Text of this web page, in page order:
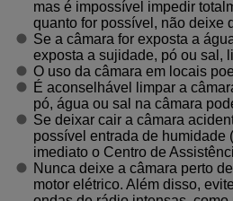
mas é impossível impedir
quanto for possível, não deixe
Se a câmara for exposta a
exposta a sujidade, pó ou sal,
O uso da câmara em locais
É aconselhável limpar a
pó, água ou sal na câmara
Se deixar cair a câmara
possível entrada de humidade
imediato o Centro de
Nunca deixe a câmara perto
motor elétrico. Além disso,